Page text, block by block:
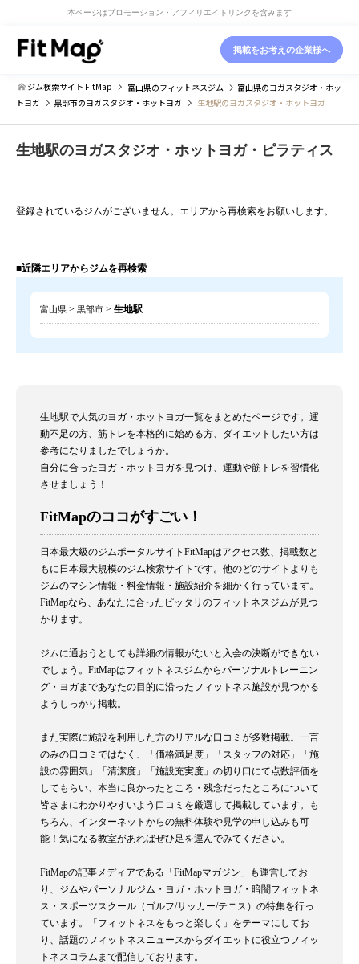
本ページはプロモーション・アフィリエイトリンクを含みます
掲載をお考えの企業様へ
ジム検索サイト FitMap 富山県のフィットネスジム 富山県のヨガスタジオ・ホッ
トヨガ
黒部市のヨガスタジオ・ホットヨガ 生地駅のヨガスタジオ・ホットヨガ
生地駅のヨガスタジオ・ホットヨガ・ピラティス
登録されているジムがございません。エリアから再検索をお願いします。
■近隣エリアからジムを再検索
富山県 > 黒部市 > 生地駅
生地駅で人気のヨガ・ホットヨガ一覧をまとめたページです。運
動不足の方、筋トレを本格的に始める方、ダイエットしたい方は
参考になりましたでしょうか。
自分に合ったヨガ・ホットヨガを見つけ、運動や筋トレを習慣化
させましょう！
FitMapのココがすごい！
日本最大級のジムポータルサイトFitMapはアクセス数、掲載数と
もに日本最大規模のジム検索サイトです。他のどのサイトよりも
ジムのマシン情報・料金情報・施設紹介を細かく行っています。
FitMapなら、あなたに合ったピッタリのフィットネスジムが見つ
かります。
ジムに通おうとしても詳細の情報がないと入会の決断ができない
でしょう。FitMapはフィットネスジムからパーソナルトレーニン
グ・ヨガまであなたの目的に沿ったフィットネス施設が見つかる
ようしっかり掲載。
また実際に施設を利用した方のリアルな口コミが多数掲載。一言
のみの口コミではなく、「価格満足度」「スタッフの対応」「施
設の雰囲気」「清潔度」「施設充実度」の切り口にて点数評価を
してもらい、本当に良かったところ・残念だったところについて
皆さまにわかりやすいよう口コミを厳選して掲載しています。も
ちろん、インターネットからの無料体験や見学の申し込みも可
能！気になる教室があればぜひ足を運んでみてください。
FitMapの記事メディアである「FitMapマガジン」も運営してお
り、ジムやパーソナルジム・ヨガ・ホットヨガ・暗闇フィットネ
ス・スポーツスクール（ゴルフ/サッカー/テニス）の特集を行っ
ています。「フィットネスをもっと楽しく」をテーマにしてお
り、話題のフィットネスニュースからダイエットに役立つフィッ
トネスコラムまで配信しております。